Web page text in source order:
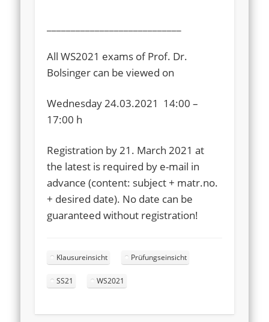
All WS2021 exams of Prof. Dr.
Bolsinger can be viewed on
Wednesday 24.03.2021 14:00 –
17:00 h
Registration by 21. March 2021 at
the latest is required by e-mail in
advance (content: subject + matr.no.
+ desired date). No date can be
guaranteed without registration!
Klausureinsicht Prüfungseinsicht
SS21 WS2021